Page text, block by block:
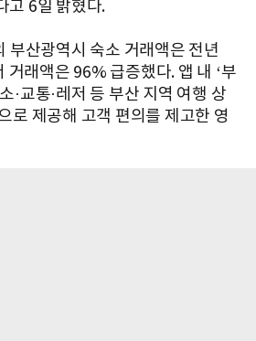
고 6일 밝혔다.
부산광역시 숙소 거래액은 전년
거래액은 96% 급증했다. 앱 내 ‘부
·교통·레저 등 부산 지역 여행 상
로 제공해 고객 편의를 제고한 영